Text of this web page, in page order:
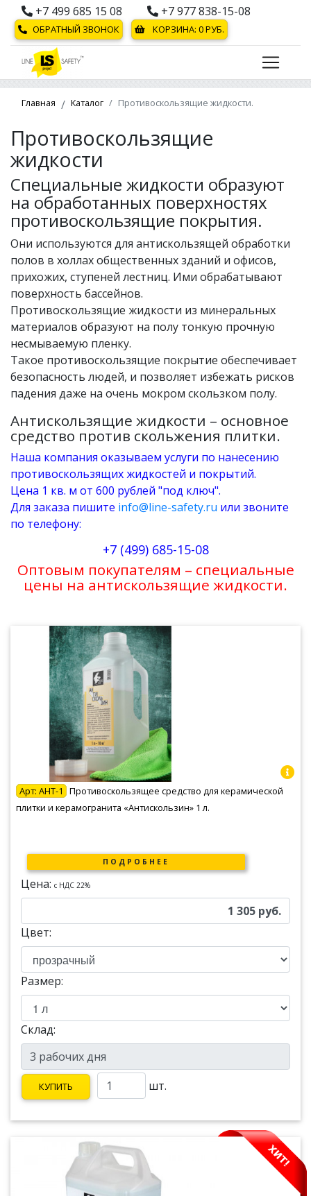
+7 499 685 15 08 +7 977 838-15-08
ОБРАТНЫЙ ЗВОНОК КОРЗИНА: 0РУБ.
Главная Каталог Противоскользящие жидкости.
Противоскользящие
жидкости
Специальные жидкости образуют
на обработанных поверхностях
противоскользящие покрытия.
Они используются для антискользящей обработки
полов в холлах общественных зданий и офисов,
прихожих, ступеней лестниц. Ими обрабатывают
поверхность бассейнов.
Противоскользящие жидкости из минеральных
материалов образуют на полу тонкую прочную
несмываемую пленку.
Такое противоскользящие покрытие обеспечивает
безопасность людей, и позволяет избежать рисков
падения даже на очень мокром скользком полу.
Антискользящие жидкости – основное
средство против скольжения плитки.
Наша компания оказываем услуги по нанесению
противоскользящих жидкостей и покрытий.
Цена 1 кв. м от 600 рублей "под ключ".
Для заказа пишите info@line-safety.ru или звоните
по телефону:
+7 (499) 685-15-08
Оптовым покупателям – специальные
цены на антискользящие жидкости.
Арт: АНТ-1
Противоскользящее средство для керамической
плитки и керамогранита «Антискользин» 1 л.
ПОДРОБНЕЕ
Цена: c НДС 22%
1 305 руб.
Цвет:
Размер:
Склад:
КУПИТЬ шт.